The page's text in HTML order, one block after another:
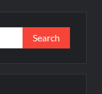
Search
for: